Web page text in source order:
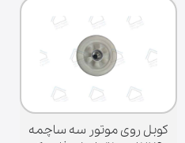
کوبل روی موتور سه ساچمه